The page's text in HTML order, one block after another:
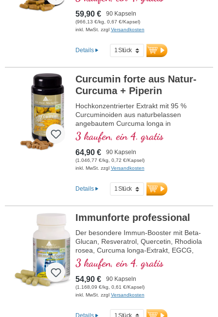
Anbau, im hochwertigen Violettglas.
59,90 € 90 Kapseln
(966,13 €/kg, 0,67 €/Kapsel)
inkl. MwSt. zzgl Versandkosten
Details
Curcumin forte aus Natur-
Curcuma + Piperin
Hochkonzentrierter Extrakt mit 95 %
Curcuminoiden aus naturbelassen
angebautem Curcuma longa in
Kombination mit Schwarzpfefferextrakt,
ebenfalls aus naturbelassenem Anbau, im
hochwertigen Violettglas.
3 kaufen, ein 4. gratis
64,90 € 90 Kapseln
(1.046,77 €/kg, 0,72 €/Kapsel)
inkl. MwSt. zzgl Versandkosten
Details
Immunforte professional
Der besondere Immun-Booster mit Beta-
Glucan, Resveratrol, Quercetin, Rhodiola
rosea, Curcuma longa-Extrakt, EGCG,
und Piperin-Extrakt. Vitamin D3, Vitamin
C, Selen und Zink tragen zu einer
normalen Funktion des Immunsystems
bei.
3 kaufen, ein 4. gratis
54,90 € 90 Kapseln
(1.168,09 €/kg, 0,61 €/Kapsel)
inkl. MwSt. zzgl Versandkosten
Details